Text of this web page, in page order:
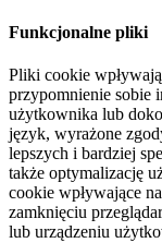
Funkcjonalne pliki
Pliki cookie
przypomnienie sobie
użytkownika lub
język, wyrażone
lepszych i bardziej
także optymalizację
cookie wpływające
zamknięciu
lub urządzeniu